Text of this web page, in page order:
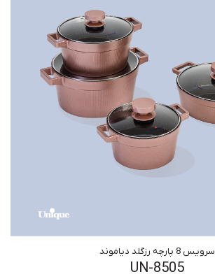
سرویس 8 پارچه رزگلد دیاموند
UN-8505